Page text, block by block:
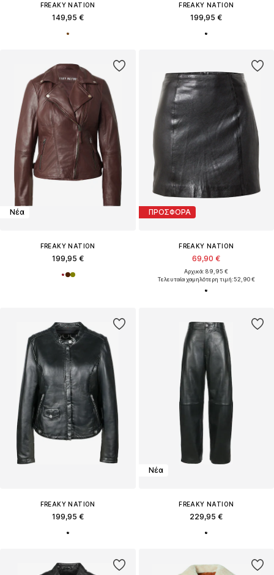
FREAKY NATION
149,95 €
FREAKY NATION
199,95 €
Νέα
FREAKY NATION
199,95 €
ΠΡΟΣΦΟΡΑ
FREAKY NATION
69,90 €
Αρχικά: 89,95 €
Τελευταία χαμηλότερη τιμή:52,90 €
FREAKY NATION
199,95 €
Νέα
FREAKY NATION
229,95 €